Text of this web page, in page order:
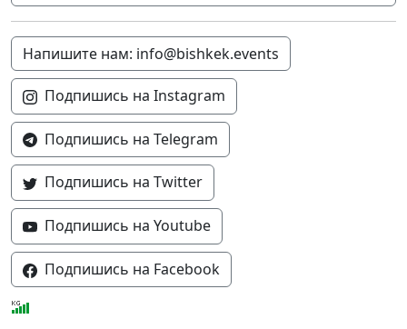
Напишите нам: info@bishkek.events
Подпишись на Instagram
Подпишись на Telegram
Подпишись на Twitter
Подпишись на Youtube
Подпишись на Facebook